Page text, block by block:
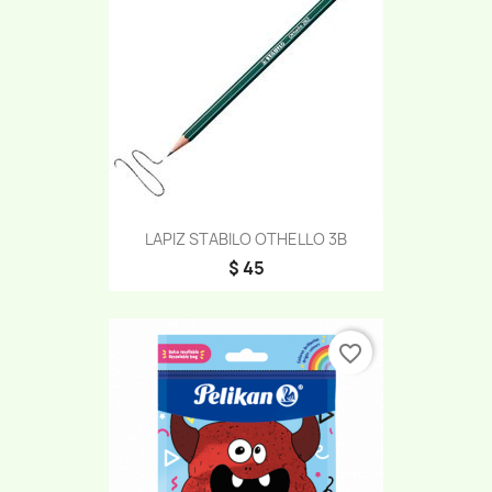
LAPIZ STABILO OTHELLO 3B
$ 45
favorite_border